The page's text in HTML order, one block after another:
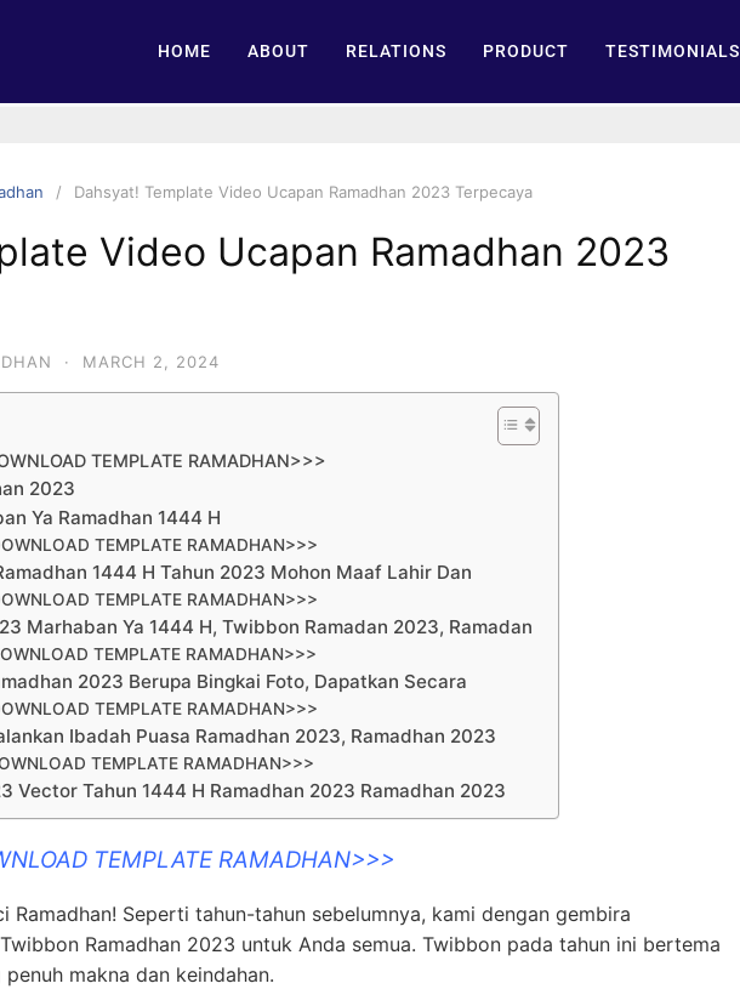
HOME ABOUT RELATIONS PRODUCT TESTIMONIALS
Dahsyat! Template Video Ucapan Ramadhan 2023 Terpecaya
Video Ucapan Ramadhan 2023
· MARCH 2, 2024
TEMPLATE RAMADHAN>>>
2023
Ya Ramadhan 1444 H
TEMPLATE RAMADHAN>>>
1444 H Tahun 2023 Mohon Maaf Lahir Dan
TEMPLATE RAMADHAN>>>
Marhaban Ya 1444 H, Twibbon Ramadan 2023, Ramadan
TEMPLATE RAMADHAN>>>
2023 Berupa Bingkai Foto, Dapatkan Secara
TEMPLATE RAMADHAN>>>
Ibadah Puasa Ramadhan 2023, Ramadhan 2023
TEMPLATE RAMADHAN>>>
Vector Tahun 1444 H Ramadhan 2023 Ramadhan 2023
TEMPLATE RAMADHAN>>>
Ramadhan! Seperti tahun-tahun sebelumnya, kami dengan gembira
Ramadhan 2023 untuk Anda semua. Twibbon pada tahun ini bertema
makna dan keindahan.